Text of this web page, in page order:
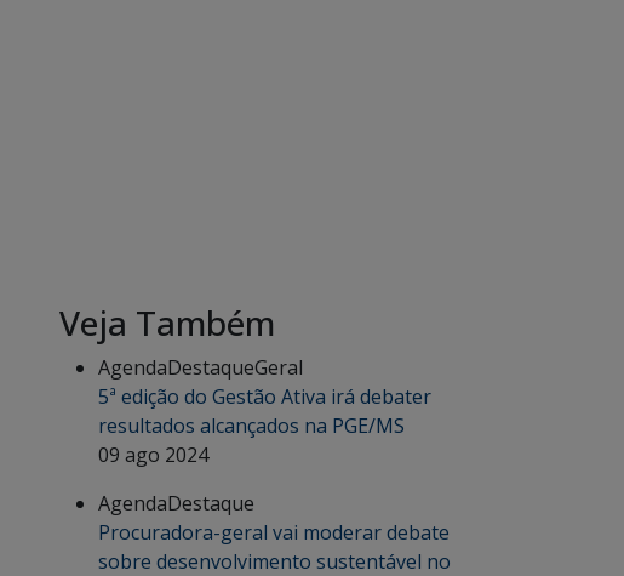
Veja Também
AgendaDestaqueGeral
5ª edição do Gestão Ativa irá debater
resultados alcançados na PGE/MS
09 ago 2024
AgendaDestaque
Procuradora-geral vai moderar debate
sobre desenvolvimento sustentável no